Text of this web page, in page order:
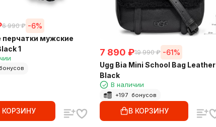
6 990 ₽ -6%
мужские
1
бонусов
КОРЗИНУ
7 890 ₽19 990 ₽ -61%
Ugg Bia Mini School Bag Leather
Black
В наличии
+197 бонусов
В КОРЗИНУ